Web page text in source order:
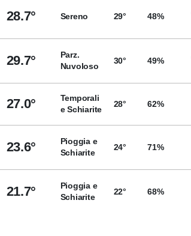
28.7° Sereno 29° 48%
29.7°
Parz.
Nuvoloso
30° 49%
27.0°
Temporali
e Schiarite
28° 62%
23.6°
Pioggia e
Schiarite
24° 71%
21.7°
Pioggia e
Schiarite
22° 68%